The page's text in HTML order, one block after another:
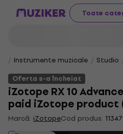
Toate
Instrumente muzicale Studio
Oferta s-a încheiat
iZotope RX 10
paid iZotope product
Marcă: iZotopeCod produs: